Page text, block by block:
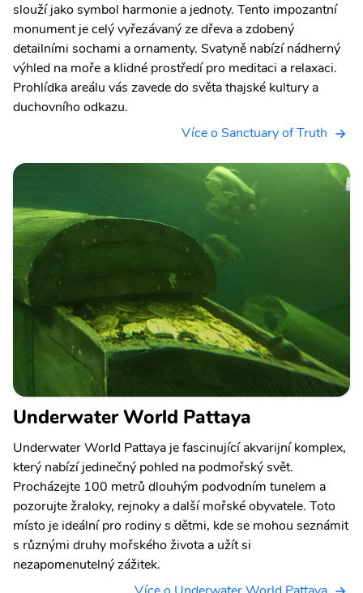
slouží jako symbol harmonie a jednoty. Tento impozantní
monument je celý vyřezávaný ze dřeva a zdobený
detailními sochami a ornamenty. Svatyně nabízí nádherný
výhled na moře a klidné prostředí pro meditaci a relaxaci.
Prohlídka areálu vás zavede do světa thajské kultury a
duchovního odkazu.
Více o Sanctuary of Truth
Underwater World Pattaya
Underwater World Pattaya je fascinující akvarijní komplex,
který nabízí jedinečný pohled na podmořský svět.
Procházejte 100 metrů dlouhým podvodním tunelem a
pozorujte žraloky, rejnoky a další mořské obyvatele. Toto
místo je ideální pro rodiny s dětmi, kde se mohou seznámit
s různými druhy mořského života a užít si
nezapomenutelný zážitek.